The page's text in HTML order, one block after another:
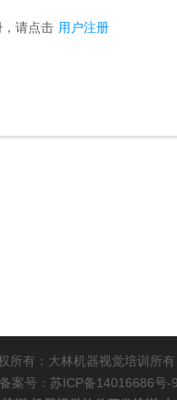
请点击 用户注册
所有：大林机器视觉培训所有
备案号：苏ICP备14016686号-9